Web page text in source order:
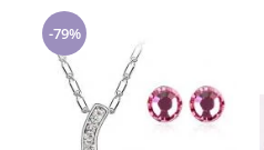
-79%